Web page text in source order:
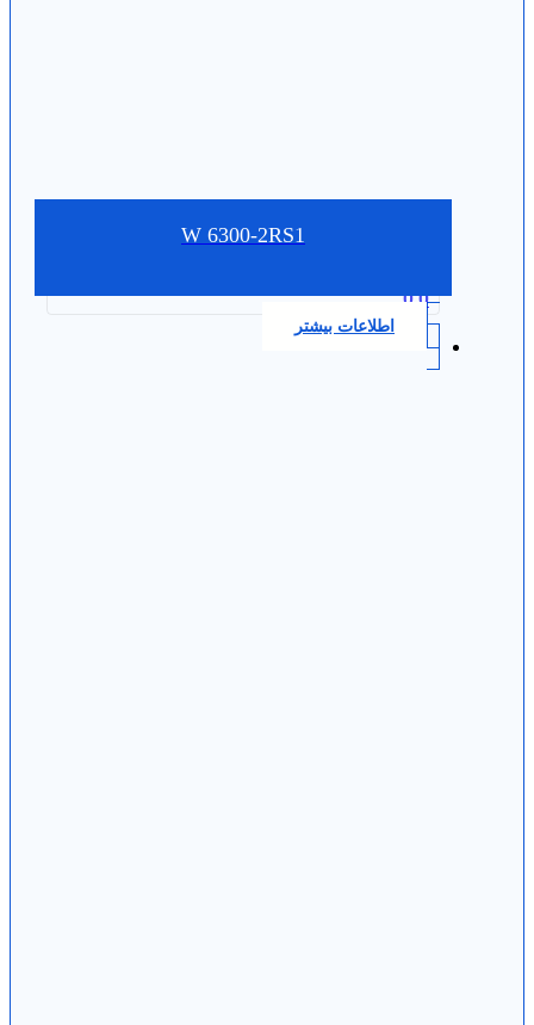
W 6300-2RS1
0.0
اطلاعات بیشتر